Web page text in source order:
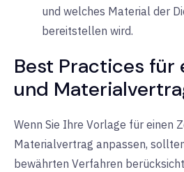
und welches Material der
bereitstellen wird.
Best Practices für
und
Wenn Sie Ihre Vorlage für einen
Materialvertrag anpassen,
bewährten Verfahren